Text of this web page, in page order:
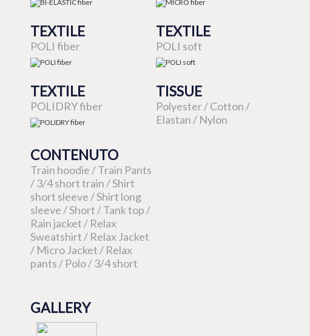
TEXTILE
POLI fiber
TEXTILE
POLI soft
TEXTILE
POLIDRY fiber
TISSUE
Polyester / Cotton /
Elastan / Nylon
CONTENUTO
Train hoodie / Train Pants
/ 3/4 short train / Shirt
short sleeve / Shirt long
sleeve / Short / Tank top /
Rain jacket / Relax
Sweatshirt / Relax Jacket
/ Micro Jacket / Relax
pants / Polo / 3/4 short
GALLERY